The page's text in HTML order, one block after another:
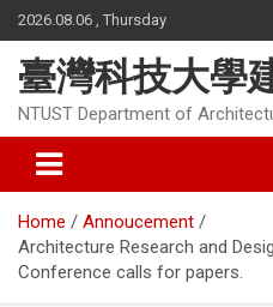
Skip
to
content
2026.08.06 , Thursday
臺灣科技大學
NTUST Department of
Home
Annoucement
Architecture Research and
Conference calls for papers.